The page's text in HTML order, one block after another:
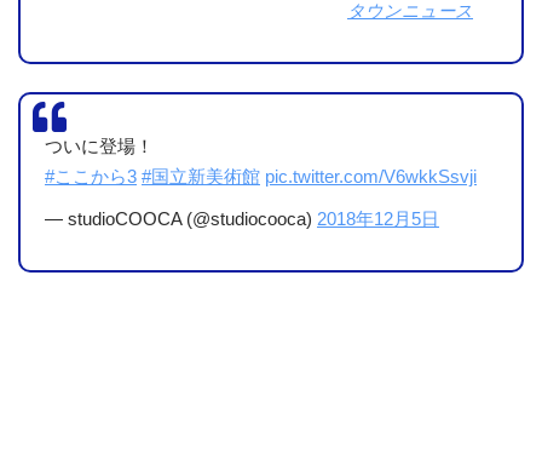
良かった点も書いておきますね。
った作家さんや組織を知ることができるというのは良いです
ね。
今回で言えば、作家さんや作家を支援する団体、ギャラリ
ど。こういう点は実際に触れないと分からないことですか
タウンニュース
ついに登場！
#ここから3 #国立新美術館 pic.twitter.com/V6wkkSsvji
— studioCOOCA (@studiocooca) 2018年12月5日